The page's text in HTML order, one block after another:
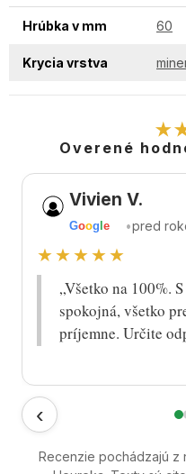
Hrúbka v mm 60
Krycia vrstva
Overené
‹
Vivien V.
Goog le •pred
★★★★★
„Všetko na 100%.
spokojná, všetko
príjemne. Určite
Recenzie pochádzajú z